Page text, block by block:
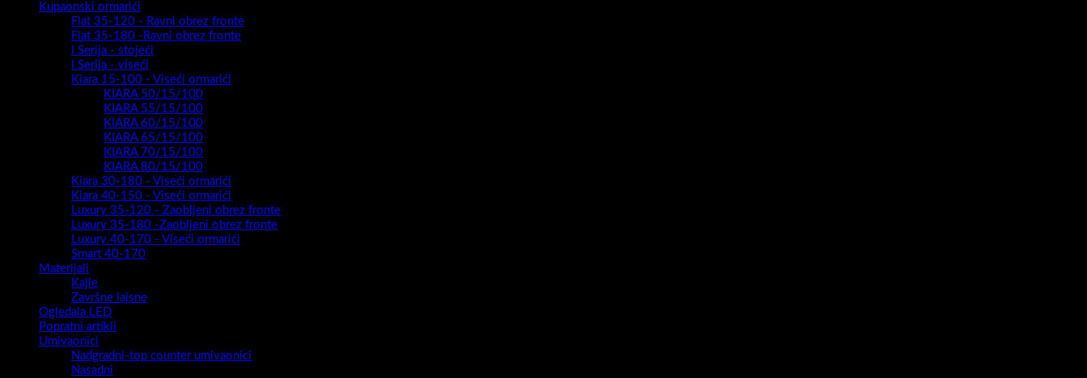
Kupaonski ormarići
Flat 35-120 - Ravni obrez fronte
Flat 35-180 -Ravni obrez fronte
I Serija - stojeći
I Serija - viseći
Kiara 15-100 - Viseći ormarići
KIARA 50/15/100
KIARA 55/15/100
KIARA 60/15/100
KIARA 65/15/100
KIARA 70/15/100
KIARA 80/15/100
Kiara 30-180 - Viseći ormarići
Kiara 40-150 - Viseći ormarići
Luxury 35-120 - Zaobljeni obrez fronte
Luxury 35-180 -Zaobljeni obrez fronte
Luxury 40-170 - Viseći ormarići
Smart 40-170
Materijali
Kajle
Završne lajsne
Ogledala LED
Popratni artikli
Umivaonici
Nadgradni-top counter umivaonici
Nasadni